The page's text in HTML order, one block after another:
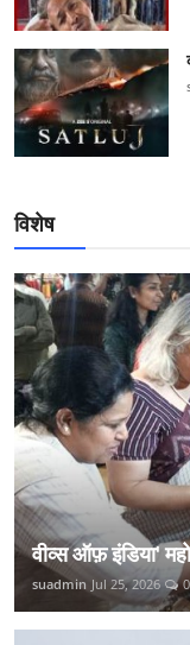
विशेष
वीव्स ऑफ़ इंडिया'
suadmin Jul 25, 2026 0